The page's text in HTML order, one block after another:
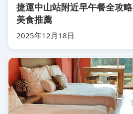
捷運中山站附近早午餐全攻
美食推薦
2025年12月18日